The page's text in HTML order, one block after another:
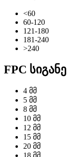
<60
60-120
121-180
181-240
>240
FPC სიგანე
4 მმ
5 მმ
8 მმ
10 მმ
12 მმ
15 მმ
20 მმ